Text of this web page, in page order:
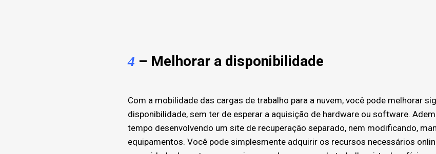
4 – Melhorar a disponibilidade
Com a mobilidade das cargas de trabalho para a nuvem, você pode melhorar
disponibilidade, sem ter de esperar a aquisição de hardware ou software.
tempo desenvolvendo um site de recuperação separado, nem modificando,
equipamentos. Você pode simplesmente adquirir os recursos necessários